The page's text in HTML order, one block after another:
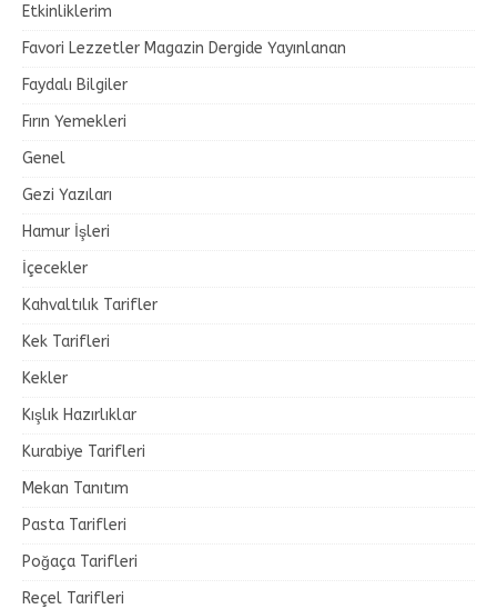
Etkinliklerim
Favori Lezzetler Magazin Dergide Yayınlanan
Faydalı Bilgiler
Fırın Yemekleri
Genel
Gezi Yazıları
Hamur İşleri
İçecekler
Kahvaltılık Tarifler
Kek Tarifleri
Kekler
Kışlık Hazırlıklar
Kurabiye Tarifleri
Mekan Tanıtım
Pasta Tarifleri
Poğaça Tarifleri
Reçel Tarifleri